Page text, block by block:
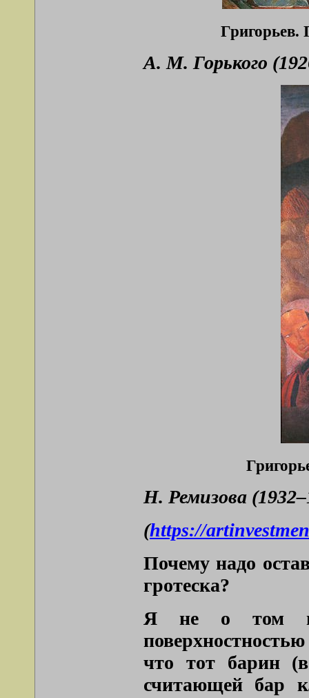
Григорьев.
А. М. Горького
Н. Ремизова
(https://
Почему надо
гротеска?
Я не о том
что тот барин
считающей бар